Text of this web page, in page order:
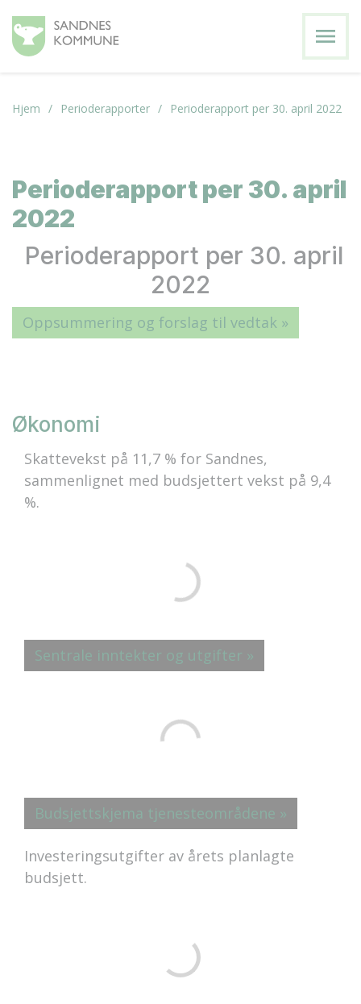
menu
Hjem Perioderapporter Perioderapport per 30. april 2022
Perioderapport per 30. april
2022
Perioderapport per 30. april
2022
Oppsummering og forslag til vedtak »
Økonomi
Skattevekst på 11,7 % for Sandnes,
sammenlignet med budsjettert vekst på 9,4
%.
Sentrale inntekter og utgifter »
Budsjettskjema tjenesteområdene »
Investeringsutgifter av årets planlagte
budsjett.